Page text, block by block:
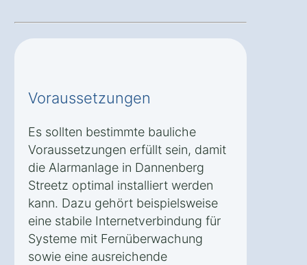
Voraussetzungen
Es sollten bestimmte bauliche
Voraussetzungen erfüllt sein, damit
die Alarmanlage in Dannenberg
Streetz optimal installiert werden
kann. Dazu gehört beispielsweise
eine stabile Internetverbindung für
Systeme mit Fernüberwachung
sowie eine ausreichende